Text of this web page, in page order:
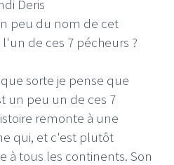
peu du nom de cet
l'un de ces 7 pécheurs ?
sorte je pense que
un peu un de ces 7
remonte à une
qui, et c'est plutôt
à tous les continents. Son